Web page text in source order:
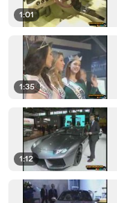
1:01
1:35
1:12